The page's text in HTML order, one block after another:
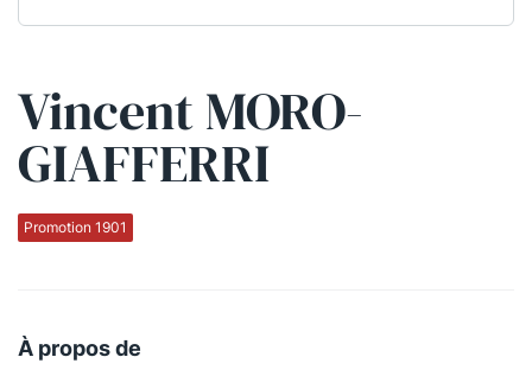
Vincent MORO-
GIAFFERRI
Promotion 1901
À propos de
Qui sommes-nous ?
La Conférence
La défense pénale